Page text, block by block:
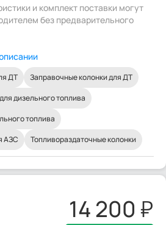
и комплект поставки могут
без предварительного
ДТ
Заправочные колонки для ДТ
дизельного топлива
топлива
АЗС
Топливораздаточные колонки
14 200